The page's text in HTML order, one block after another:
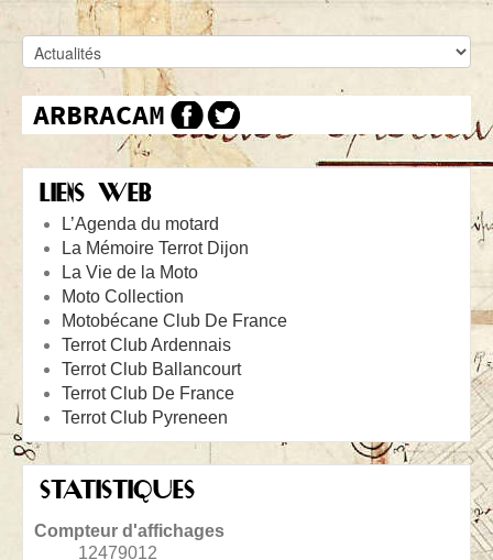
LIENS WEB
L’Agenda du motard
La Mémoire Terrot Dijon
La Vie de la Moto
Moto Collection
Motobécane Club De France
Terrot Club Ardennais
Terrot Club Ballancourt
Terrot Club De France
Terrot Club Pyreneen
STATISTIQUES
Compteur d'affichages
12479012